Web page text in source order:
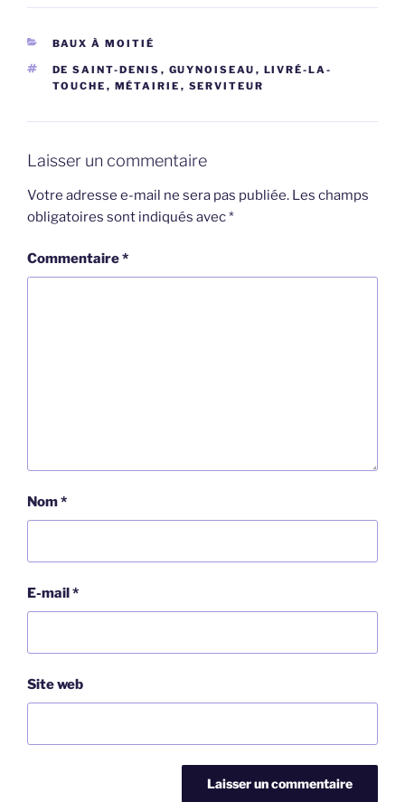
CATÉGORIES
BAUX À MOITIÉ
ÉTIQUETTES
DE SAINT-DENIS , GUYNOISEAU , LIVRÉ-LA-
TOUCHE , MÉTAIRIE , SERVITEUR
Laisser un commentaire
Votre adresse e-mail ne sera pas publiée. Les champs
obligatoires sont indiqués avec*
Commentaire*
Nom*
E-mail*
Site web